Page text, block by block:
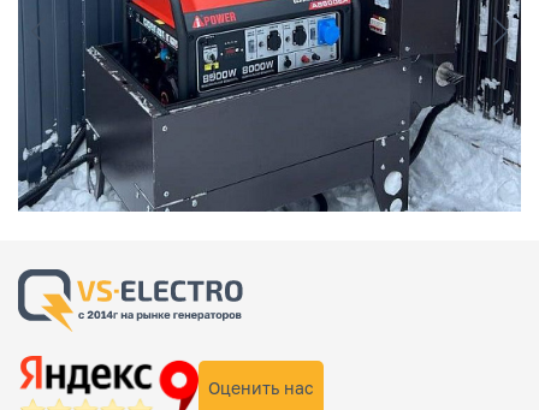
Оценить нас